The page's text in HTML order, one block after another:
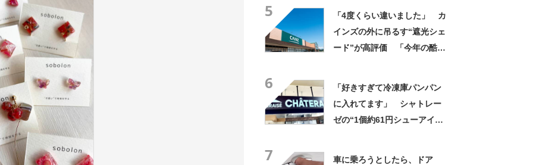
5
「4度くらい違いました」 カ
インズの外に吊るす“遮光シェ
ード”が高評価 「今年の酷暑
6
「好きすぎて冷凍庫パンパン
に入れてます」 シャトレー
ゼの“1個約61円シューアイ
7
車に乗ろうとしたら、ドア